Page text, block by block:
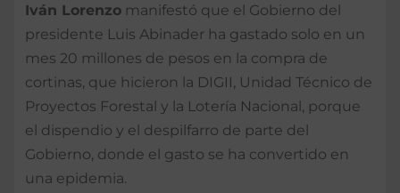
Iván Lorenzo manifestó que el Gobierno del
presidente Luis Abinader ha gastado solo en un
mes 20 millones de pesos en la compra de
cortinas, que hicieron la DIGII, Unidad Técnico de
Proyectos Forestal y la Lotería Nacional, porque
el dispendio y el despilfarro de parte del
Gobierno, donde el gasto se ha convertido en
una epidemia.